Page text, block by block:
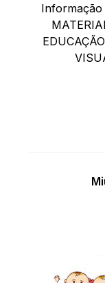
Informação